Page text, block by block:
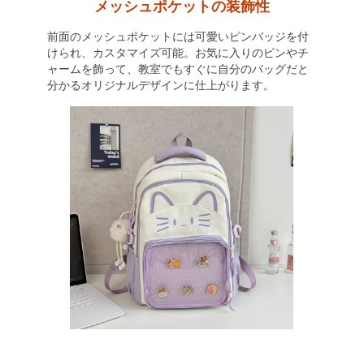
メッシュポケットの装飾性
前面のメッシュポケットには可愛いピンバッジを付
けられ、カスタマイズ可能。お気に入りのピンやチ
ャームを飾って、教室でもすぐに自分のバッグだと
分かるオリジナルデザインに仕上がります。